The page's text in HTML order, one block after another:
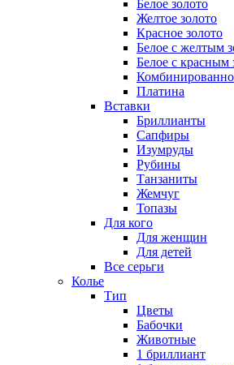
Белое золото
Желтое золото
Красное золото
Белое с желтым
Белое с красным
Платина
Вставки
Бриллианты
Сапфиры
Изумруды
Рубины
Танзаниты
Жемчуг
Топазы
Для кого
Для женщин
Для детей
Все серьги
Колье
Тип
Цветы
Бабочки
Животные
1 бриллиант